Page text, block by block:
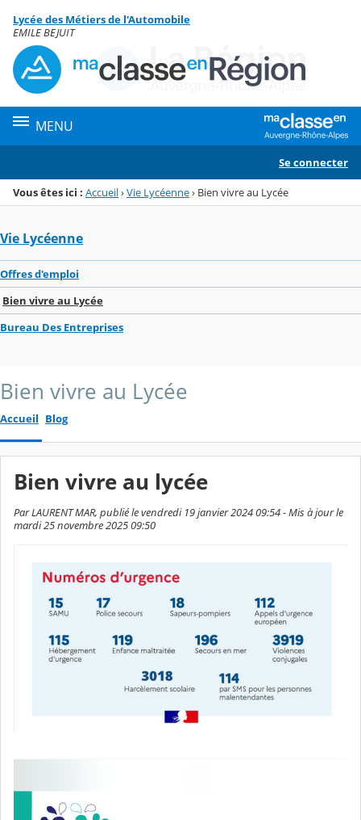
Menu de la rubrique
Contenu
Lycée des Métiers de l'Automobile
EMILE BEJUIT
MENU
Se connecter
Vous êtes ici : Accueil›Vie Lycéenne› Bien vivre au Lycée
Vie Lycéenne
Offres d'emploi
Bien vivre au Lycée
Bureau Des Entreprises
Bien vivre au Lycée
Accueil Blog
Bien vivre au lycée
Par LAURENT MAR, publié le vendredi 19 janvier 2024 09:54 - Mis à jour le
mardi 25 novembre 2025 09:50